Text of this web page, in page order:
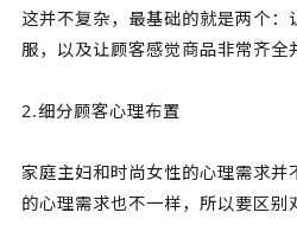
这并不复杂，最基础的就是两个：
服，以及让顾客感觉商品非常齐全
2.细分顾客心理布置
家庭主妇和时尚女性的心理需求并
的心理需求也不一样，所以要区别